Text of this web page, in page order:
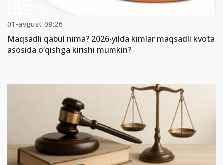
01-avgust 08:26
Maqsadli qabul nima? 2026-yilda kimlar maqsadli kvota
asosida o‘qishga kirishi mumkin?